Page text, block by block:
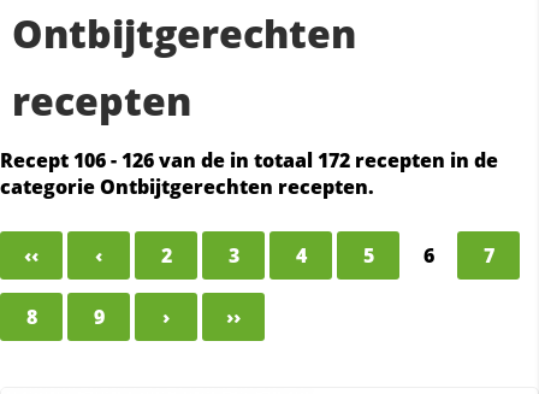
Ontbijtgerechten
recepten
Recept 106 - 126 van de in totaal 172 recepten in de
categorie Ontbijtgerechten recepten.
‹‹ ‹ 2 3 4 5 6 7
8 9 › ››